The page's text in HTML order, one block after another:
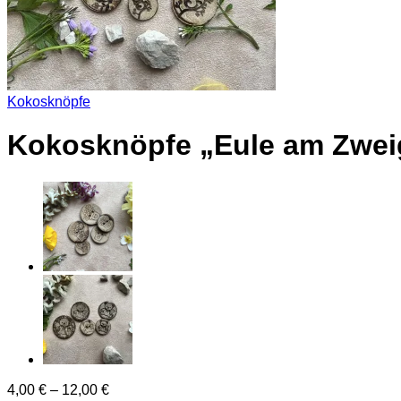
Kokosknöpfe
Kokosknöpfe „Eule am
4,00 € – 12,00 €